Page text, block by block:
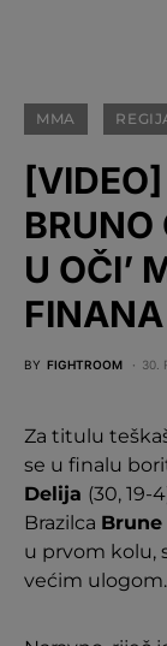
MMA
BRUNO
U OČI’
BY FIGHTROOM 30.
Za titulu
se u finalu
Delija (30,
Brazilca Brune
u prvom kolu,
većim ulogom.